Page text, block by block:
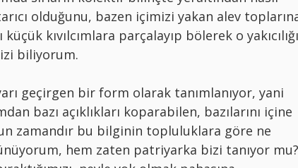
olduğunu, bazen içimizi yakan alev
kıvılcımlara parçalayıp bölerek o yakıcılığı
biliyorum.
geçirgen bir form olarak tanımlanıyor, yani
bazı açıklıkları koparabilen, bazılarını içine
zamandır bu bilginin topluluklara göre ne
hem zaten patriyarka bizi tanıyor mu?